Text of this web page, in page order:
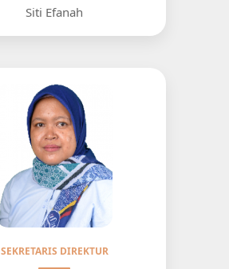
Siti Efanah
SEKRETARIS DIREKTUR